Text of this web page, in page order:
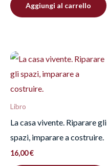
Aggiungi al carrello
Libro
La casa vivente. Riparare gli
spazi, imparare a costruire.
16,00€